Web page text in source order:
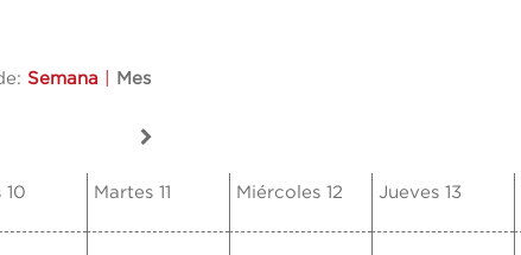
Semana Mes
10 Martes 11 Miércoles 12 Jueves 13